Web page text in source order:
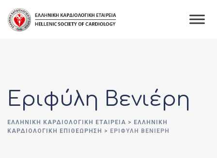
content
Εριφύλη Βενιέρη
ΕΛΛΗΝΙΚΉ ΚΑΡΔΙΟΛΟΓΙΚΉ ΕΤΑΙΡΕΊΑ > ΕΛΛΗΝΙΚΗ
ΚΑΡΔΙΟΛΟΓΙΚΗ ΕΠΙΘΕΩΡΗΣΗ > ΕΡΙΦΎΛΗ ΒΕΝΙΈΡΗ